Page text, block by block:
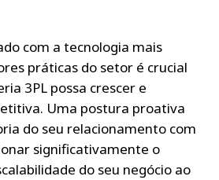
com a tecnologia mais
práticas do setor é crucial
3PL possa crescer e
Uma postura proativa
do seu relacionamento com
significativamente o
do seu negócio ao